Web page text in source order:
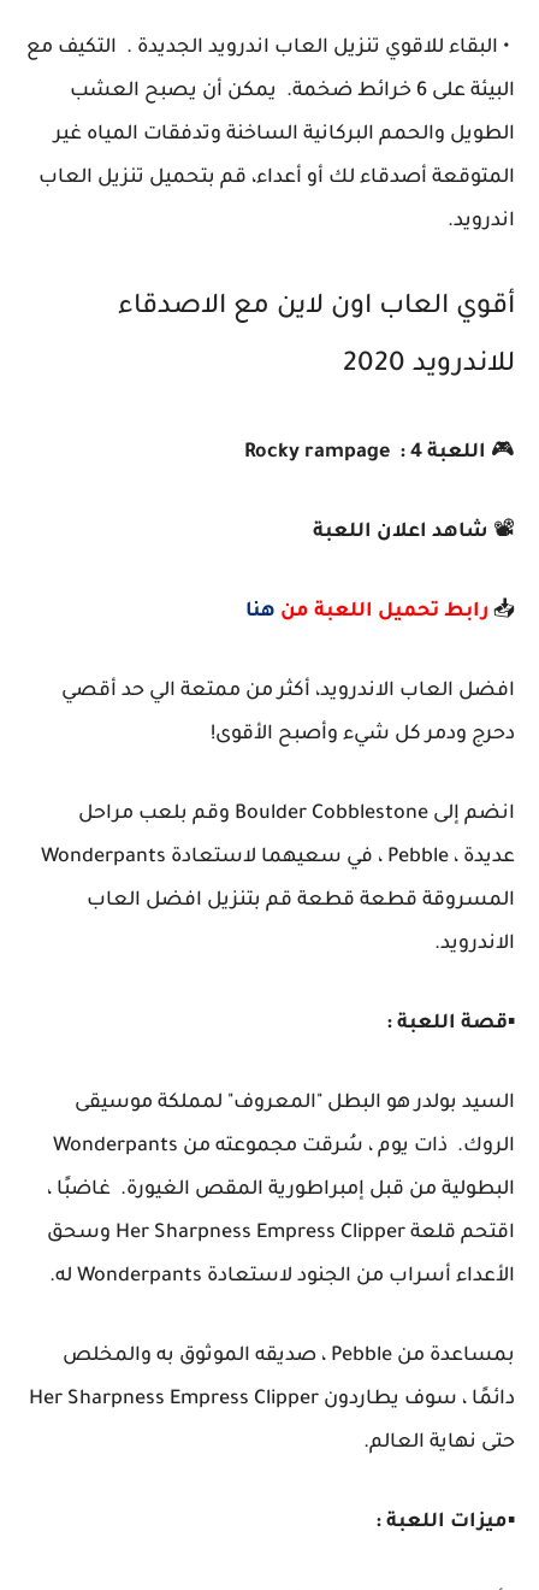
• البقاء للاقوي تنزيل العاب اندرويد الجديدة . التكيف مع
البيئة على 6 خرائط ضخمة. يمكن أن يصبح العشب
الطويل والحمم البركانية الساخنة وتدفقات المياه غير
المتوقعة أصدقاء لك أو أعداء، قم بتحميل تنزيل العاب
اندرويد.
أقوي العاب اون لاين مع الاصدقاء
للاندرويد 2020
🎮 اللعبة 4 : Rocky rampage
📽️ شاهد اعلان اللعبة
📥 رابط تحميل اللعبة من هنا
افضل العاب الاندرويد، أكثر من ممتعة الي حد أقصي
دحرج ودمر كل شيء وأصبح الأقوى!
انضم إلى Boulder Cobblestone وقم بلعب مراحل
عديدة ، Pebble ، في سعيهما لاستعادة Wonderpants
المسروقة قطعة قطعة قم بتنزيل افضل العاب
الاندرويد.
▪️قصة اللعبة :
السيد بولدر هو البطل "المعروف" لمملكة موسيقى
الروك. ذات يوم ، سُرقت مجموعته من Wonderpants
البطولية من قبل إمبراطورية المقص الغيورة. غاضبًا ،
اقتحم قلعة Her Sharpness Empress Clipper وسحق
الأعداء أسراب من الجنود لاستعادة Wonderpants له.
بمساعدة من Pebble ، صديقه الموثوق به والمخلص
دائمًا ، سوف يطاردون Her Sharpness Empress Clipper
حتى نهاية العالم.
▪️ميزات اللعبة :